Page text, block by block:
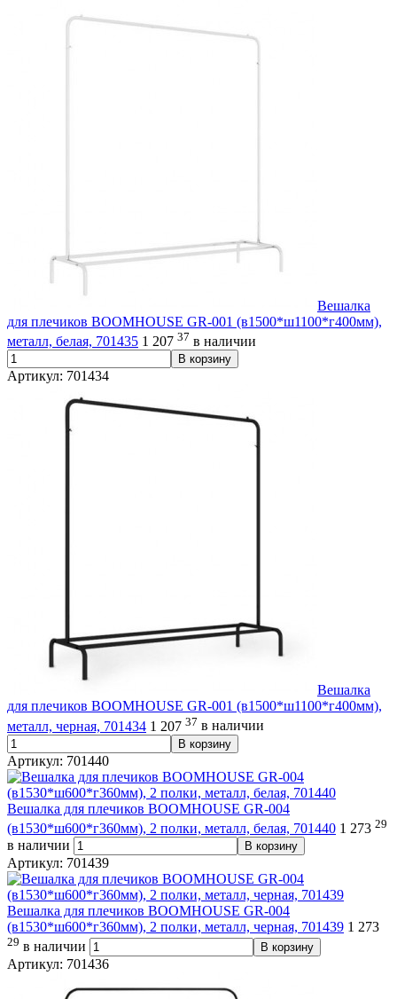
Вешалка
для плечиков BOOMHOUSE GR-001 (в1500*ш1100*г400мм),
металл, белая, 701435 1 207 37 в наличии
В корзину
Артикул: 701434
Вешалка
для плечиков BOOMHOUSE GR-001 (в1500*ш1100*г400мм),
металл, черная, 701434 1 207 37 в наличии
В корзину
Артикул: 701440
Вешалка для плечиков BOOMHOUSE GR-004
(в1530*ш600*г360мм), 2 полки, металл, белая, 701440 1 273 29
в наличии В корзину
Артикул: 701439
Вешалка для плечиков BOOMHOUSE GR-004
(в1530*ш600*г360мм), 2 полки, металл, черная, 701439 1 273
29 в наличии В корзину
Артикул: 701436